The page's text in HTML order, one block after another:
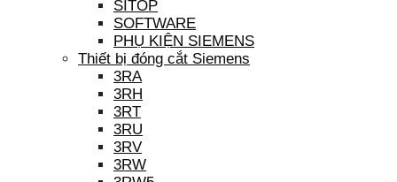
SITOP
SOFTWARE
PHỤ KIỆN SIEMENS
Thiết bị đóng cắt Siemens
3RA
3RH
3RT
3RU
3RV
3RW